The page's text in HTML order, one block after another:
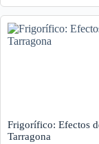
Frigorífico: Efectos
Tarragona